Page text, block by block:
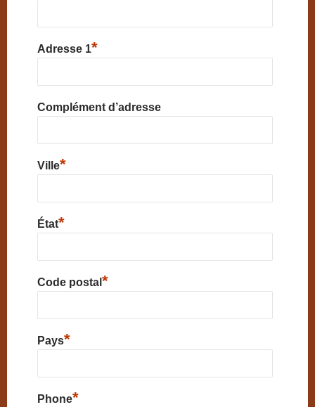
Adresse 1*
Complément d’adresse
Ville*
État*
Code postal *
Pays*
Phone*